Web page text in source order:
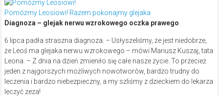
Pomóżmy Leosiowi! Razem pokonajmy glejaka
Diagnoza – glejak nerwu wzrokowego oczka prawego
6 lipca padła straszna diagnoza. – Usłyszeliśmy, że jest niedobrze,
że Leoś ma glejaka nerwu wzrokowego – mówi Mariusz Kuszaj, tata
Leona. – Z dnia na dzień zmieniło się całe nasze życie. To przecież
jeden z najgorszych możliwych nowotworów, bardzo trudny do
leczenia i bardzo niebezpieczny, a my szliśmy z dzieckiem do lekarza
leczyć zeza!